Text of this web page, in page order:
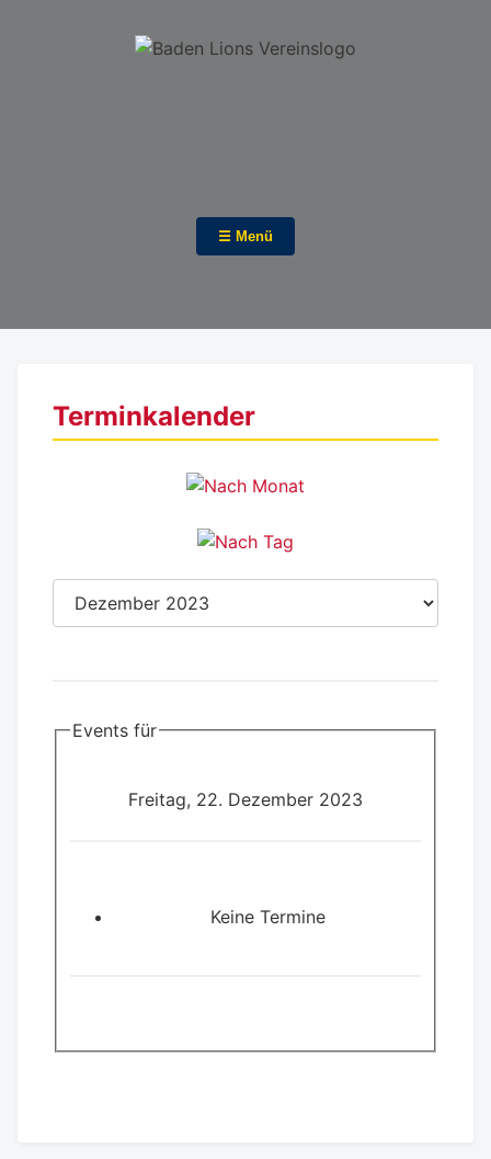
☰ Menü
Terminkalender
Events für
Freitag, 22. Dezember 2023
Keine Termine